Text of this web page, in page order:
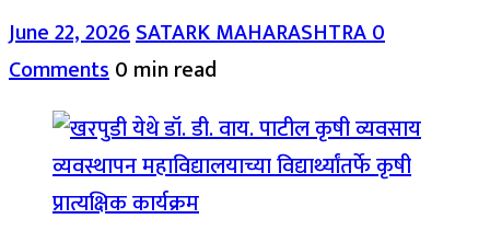
June 22, 2026SATARK MAHARASHTRA0
Comments0 min read